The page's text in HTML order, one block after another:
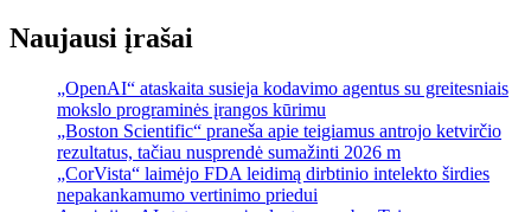
Naujausi įrašai
„OpenAI“ ataskaita susieja kodavimo agentus su greitesniais
mokslo programinės įrangos kūrimu
„Boston Scientific“ praneša apie teigiamus antrojo ketvirčio
rezultatus, tačiau nusprendė sumažinti 2026 m
„CorVista“ laimėjo FDA leidimą dirbtinio intelekto širdies
nepakankamumo vertinimo priedui